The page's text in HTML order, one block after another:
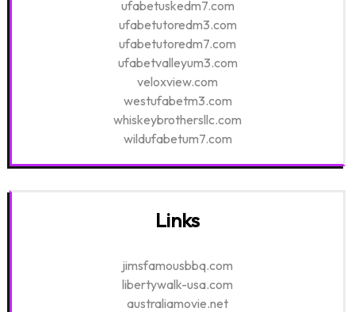
ufabetuskedm7.com
ufabetutoredm3.com
ufabetutoredm7.com
ufabetvalleyum3.com
veloxview.com
westufabetm3.com
whiskeybrothersllc.com
wildufabetum7.com
Links
jimsfamousbbq.com
libertywalk-usa.com
australiamovie.net